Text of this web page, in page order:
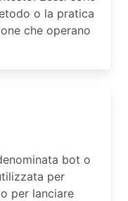
o la pratica
che operano
bot o
per
per lanciare